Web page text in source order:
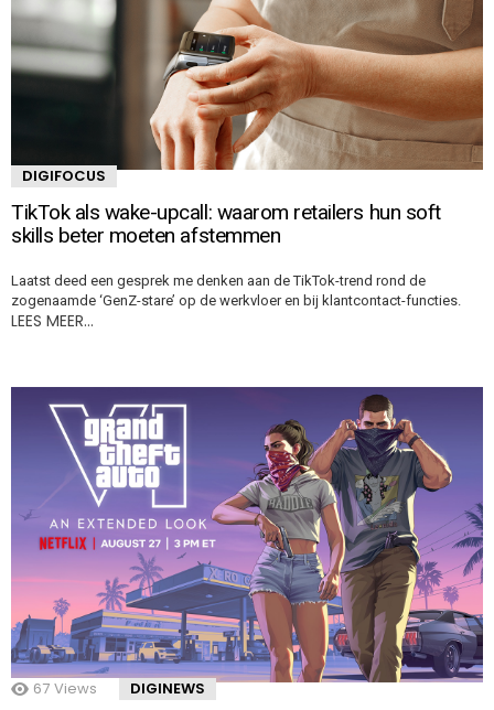
DIGIFOCUS
TikTok als wake-upcall: waarom retailers hun soft
skills beter moeten afstemmen
Laatst deed een gesprek me denken aan de TikTok-trend rond de
zogenaamde ‘GenZ-stare’ op de werkvloer en bij klantcontact-functies.
LEES MEER…
67 Views DIGINEWS